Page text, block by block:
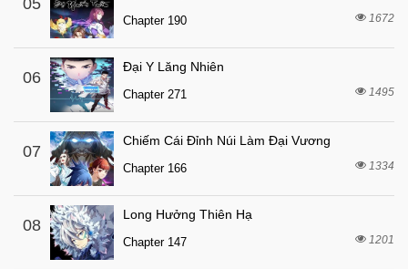
Chapter 10
Chapter 9 7 tháng trước
Chapter 8
Chapter 7
Chapter 6 7 tháng trước
Chapter 5
Chapter 4 7 tháng trước
Chapter 3
Chapter 2
05
Chapter 190 1672
06
Đại Y Lăng Nhiên
Chapter 271 1495
07
Chiếm Cái Đỉnh Núi Làm Đại Vương
Chapter 166 1334
08
Long Hưởng Thiên Hạ
Chapter 147 1201